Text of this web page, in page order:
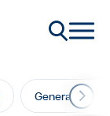
Generation